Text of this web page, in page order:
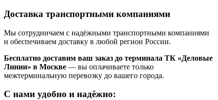
Доставка транспортными компаниями
Мы сотрудничаем с надёжными транспортными компаниями
и обеспечиваем доставку в любой регион России.
Бесплатно доставим ваш заказ до терминала ТК «Деловые
Линии» в Москве — вы оплачиваете только
межтерминальную перевозку до вашего города.
С нами удобно и надёжно: